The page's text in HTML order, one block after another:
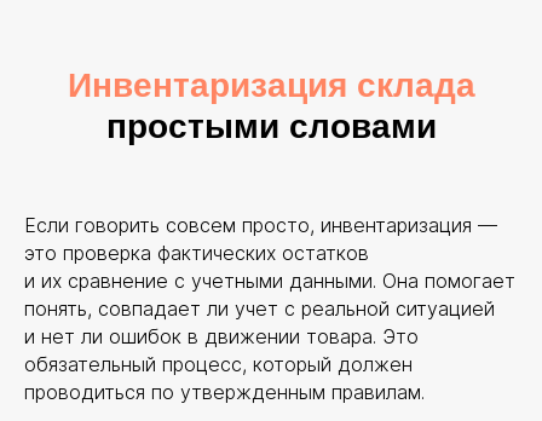
Инвентаризация склада
простыми словами
Если говорить совсем просто, инвентаризация —
это проверка фактических остатков
и их сравнение с учетными данными. Она помогает
понять, совпадает ли учет с реальной ситуацией
и нет ли ошибок в движении товара. Это
обязательный процесс, который должен
проводиться по утвержденным правилам.